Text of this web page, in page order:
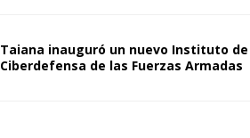
Taiana inauguró un nuevo Instituto de
Ciberdefensa de las Fuerzas Armadas